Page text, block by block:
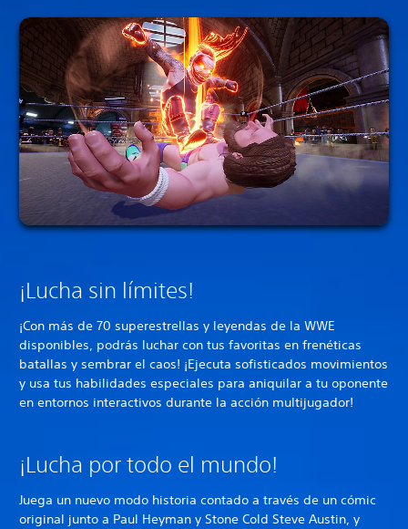
¡Lucha sin límites!
¡Con más de 70 superestrellas y leyendas de la WWE
disponibles, podrás luchar con tus favoritas en frenéticas
batallas y sembrar el caos! ¡Ejecuta sofisticados movimientos
y usa tus habilidades especiales para aniquilar a tu oponente
en entornos interactivos durante la acción multijugador!
¡Lucha por todo el mundo!
Juega un nuevo modo historia contado a través de un cómic
original junto a Paul Heyman y Stone Cold Steve Austin, y